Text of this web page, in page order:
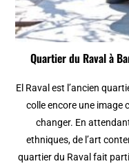
Quartier du Raval à
El Raval est l’ancien
colle encore une image
changer. En
ethniques, de l’art
quartier du Raval fait